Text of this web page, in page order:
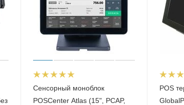
Сенсорный моноблок
POSCenter Atlas (15", PCAP,
POS